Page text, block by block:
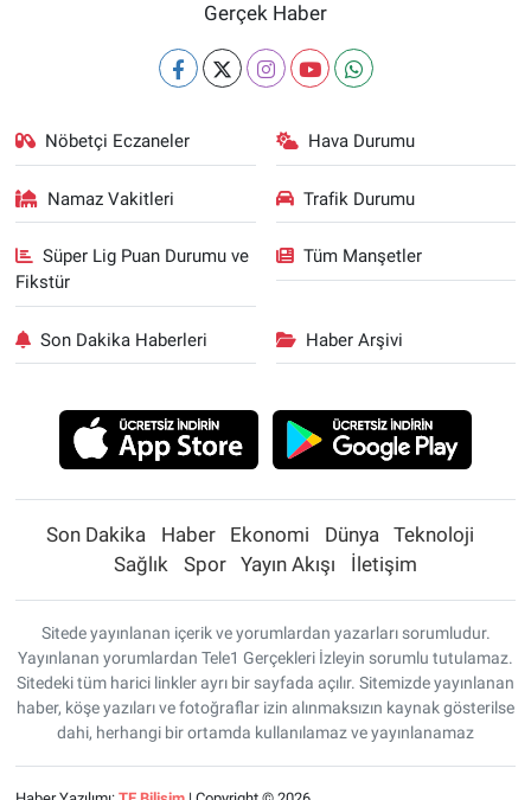
Gerçek Haber
Nöbetçi Eczaneler Hava Durumu
Namaz Vakitleri Trafik Durumu
Süper Lig Puan Durumu ve
Fikstür
Tüm Manşetler
Son Dakika Haberleri Haber Arşivi
Son Dakika Haber Ekonomi Dünya
Teknoloji
Sağlık
Spor Yayın Akışı İletişim
Sitede yayınlanan içerik ve yorumlardan yazarları sorumludur.
Yayınlanan yorumlardan Tele1 Gerçekleri İzleyin sorumlu tutulamaz.
Sitedeki tüm harici linkler ayrı bir sayfada açılır. Sitemizde yayınlanan
haber, köşe yazıları ve fotoğraflar izin alınmaksızın kaynak gösterilse
dahi, herhangi bir ortamda kullanılamaz ve yayınlanamaz